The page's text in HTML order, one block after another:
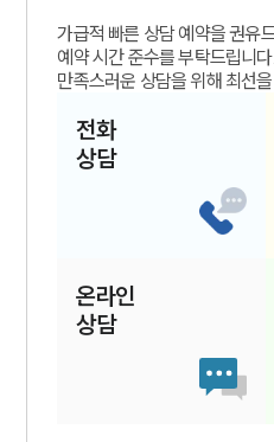
가급적 빠른 상담 예약을 권유
예약 시간 준수를 부탁드립니다.
만족스러운 상담을 위해 최선
전화
상담
온라인
상담